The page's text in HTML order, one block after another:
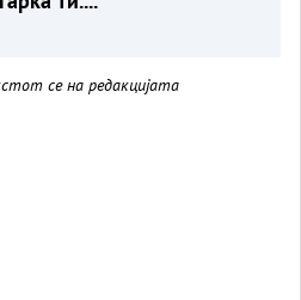
се на редакцијата